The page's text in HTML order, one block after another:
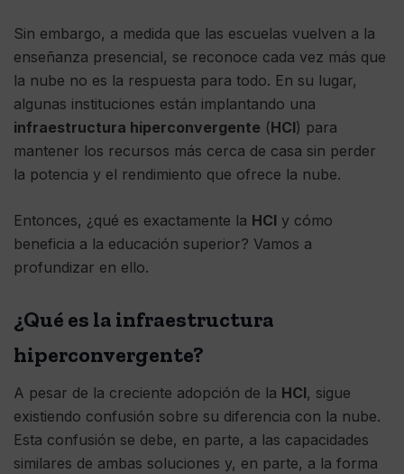
Sin embargo, a medida que las escuelas vuelven a la
enseñanza presencial, se reconoce cada vez más que
la nube no es la respuesta para todo. En su lugar,
algunas instituciones están implantando una
infraestructura hiperconvergente (HCI) para
mantener los recursos más cerca de casa sin perder
la potencia y el rendimiento que ofrece la nube.
Entonces, ¿qué es exactamente la HCI y cómo
beneficia a la educación superior? Vamos a
profundizar en ello.
¿Qué es la infraestructura
hiperconvergente?
A pesar de la creciente adopción de la HCI, sigue
existiendo confusión sobre su diferencia con la nube.
Esta confusión se debe, en parte, a las capacidades
similares de ambas soluciones y, en parte, a la forma